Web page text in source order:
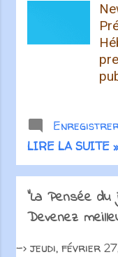
LIRE LA SUITE »
"La Pensée
Devenez
-> jeudi, février